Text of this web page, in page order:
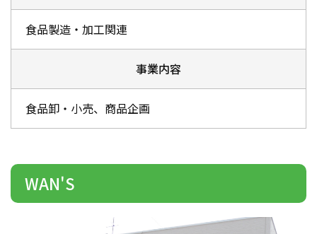
食品製造・加工関連
事業内容
食品卸・小売、商品企画
WAN'S